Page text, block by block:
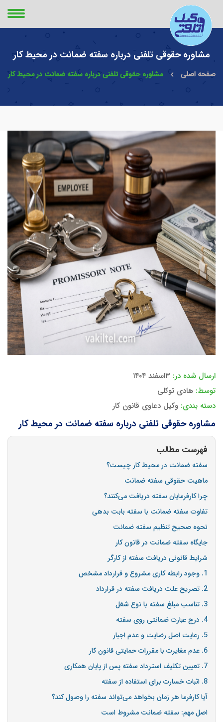
مشاوره حقوقی تلفنی درباره سفته ضمانت در محیط کار
صفحه اصلی مشاوره حقوقی تلفنی درباره سفته ضمانت در محیط کار
ارسال شده در: ۳اسفند ۱۴۰۴
توسط: هادی توکلی
دسته بندی: وکیل دعاوی قانون کار
مشاوره حقوقی تلفنی درباره سفته ضمانت در محیط کار
فهرست مطالب
سفته ضمانت در محیط کار چیست؟
ماهیت حقوقی سفته ضمانت
چرا کارفرمایان سفته دریافت می‌کنند؟
تفاوت سفته ضمانت با سفته بابت بدهی
نحوه صحیح تنظیم سفته ضمانت
جایگاه سفته ضمانت در قانون کار
شرایط قانونی دریافت سفته از کارگر
1. وجود رابطه کاری مشروع و قرارداد مشخص
2. تصریح علت دریافت سفته در قرارداد
3. تناسب مبلغ سفته با نوع شغل
4. درج عبارت ضمانتی روی سفته
5. رعایت اصل رضایت و عدم اجبار
6. عدم مغایرت با مقررات حمایتی قانون کار
7. تعیین تکلیف استرداد سفته پس از پایان همکاری
8. اثبات خسارت برای استفاده از سفته
آیا کارفرما هر زمان بخواهد می‌تواند سفته را وصول کند؟
اصل مهم: سفته ضمانت مشروط است